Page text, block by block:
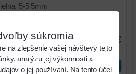
5-5,5mm
24,73 €
30,41 € s DPH
ks Vložiť do košíka
súkromia
na zlepšenie vašej návštevy tejto
analýzu jej výkonnosti a
o jej používaní. Na tento účel